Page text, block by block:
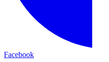
Facebook